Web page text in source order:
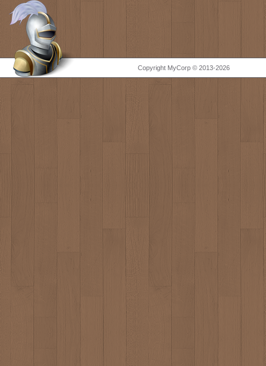
Copyright MyCorp © 2013-2026